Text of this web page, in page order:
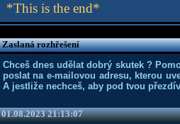
*This is the end*
Zaslaná rozhřešení
Chceš dnes udělat dobrý skutek ?
poslat na e-mailovou adresu, kterou
A jestliže nechceš, aby pod tvou
01.08.2023 21:13:07